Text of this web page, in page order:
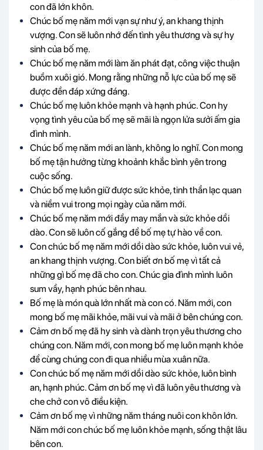
con đã lớn khôn.
Chúc bố mẹ năm mới vạn sự như ý, an khang thịnh
vượng. Con sẽ luôn nhớ đến tình yêu thương và sự hy
sinh của bố mẹ.
Chúc bố mẹ năm mới làm ăn phát đạt, công việc thuận
buồm xuôi gió. Mong rằng những nỗ lực của bố mẹ sẽ
được đền đáp xứng đáng.
Chúc bố mẹ luôn khỏe mạnh và hạnh phúc. Con hy
vọng tình yêu của bố mẹ sẽ mãi là ngọn lửa sưởi ấm gia
đình mình.
Chúc bố mẹ năm mới an lành, không lo nghĩ. Con mong
bố mẹ tận hưởng từng khoảnh khắc bình yên trong
cuộc sống.
Chúc bố mẹ luôn giữ được sức khỏe, tinh thần lạc quan
và niềm vui trong mọi ngày của năm mới.
Chúc bố mẹ năm mới đầy may mắn và sức khỏe dồi
dào. Con sẽ luôn cố gắng để bố mẹ tự hào về con.
Con chúc bố mẹ năm mới dồi dào sức khỏe, luôn vui vẻ,
an khang thịnh vượng. Con biết ơn bố mẹ vì tất cả
những gì bố mẹ đã cho con. Chúc gia đình mình luôn
sum vầy, hạnh phúc bên nhau.
Bố mẹ là món quà lớn nhất mà con có. Năm mới, con
mong bố mẹ mãi khỏe, mãi vui và mãi ở bên chúng con.
Cảm ơn bố mẹ đã hy sinh và dành trọn yêu thương cho
chúng con. Năm mới, con mong bố mẹ luôn mạnh khỏe
để cùng chúng con đi qua nhiều mùa xuân nữa.
Con chúc bố mẹ năm mới dồi dào sức khỏe, luôn bình
an, hạnh phúc. Cảm ơn bố mẹ vì đã luôn yêu thương và
che chở con vô điều kiện.
Cảm ơn bố mẹ vì những năm tháng nuôi con khôn lớn.
Năm mới con chúc bố mẹ luôn khỏe mạnh, sống thật lâu
bên con.